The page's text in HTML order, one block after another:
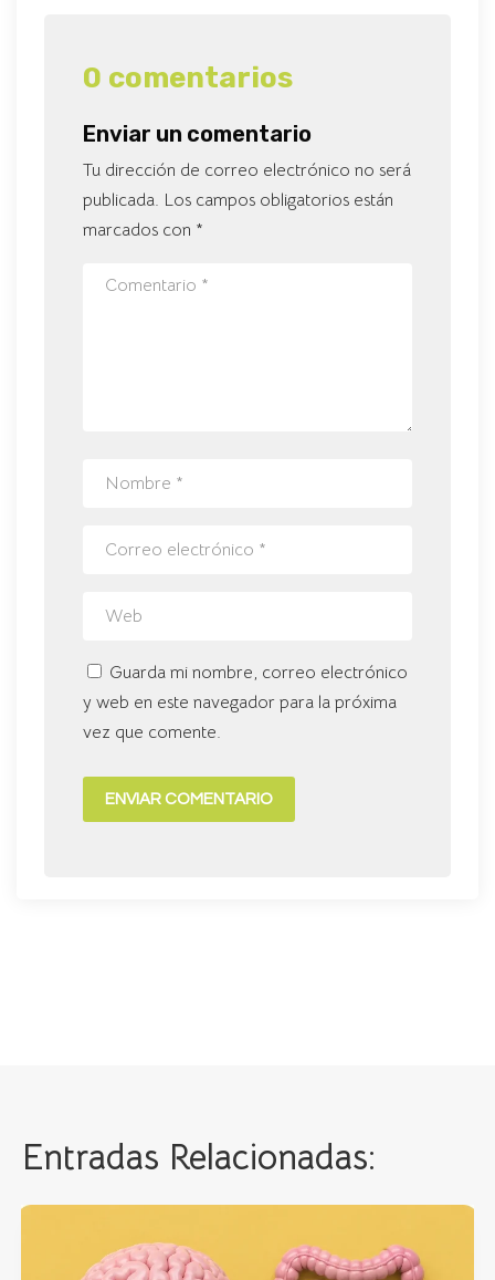
0 comentarios
Enviar un comentario
Tu dirección de correo electrónico no será
publicada. Los campos obligatorios están
marcados con *
Guarda mi nombre, correo electrónico
y web en este navegador para la próxima
vez que comente.
ENVIAR COMENTARIO
Entradas Relacionadas: